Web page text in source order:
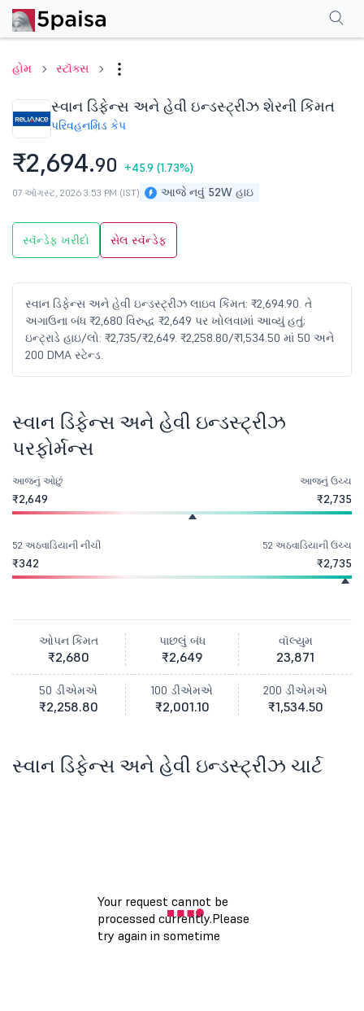
હોમ સ્ટૉક્સ
સ્વાન ડિફેન્સ અને હેવી ઇન્ડસ્ટ્રીઝ શેરની કિંમત
પરિવહનમિડ કેપ
₹2,694.90 +45.9 (1.73%)
આજે નવું 52W હાઇ
07 ઑગસ્ટ, 2026 3:53 PM (IST)
સ્વૅન્ડેફ ખરીદો સેલ સ્વૅન્ડેફ
સ્વાન ડિફેન્સ અને હેવી ઇન્ડસ્ટ્રીઝ લાઇવ કિંમત: ₹2,694.90. તે
અગાઉના બંધ ₹2,680 વિરુદ્ધ ₹2,649 પર ખોલવામાં આવ્યું હતું;
ઇન્ટ્રાડે હાઇ/લો: ₹2,735/₹2,649. ₹2,258.80/₹1,534.50 માં 50 અને
200 DMA સ્ટેન્ડ.
પરફોર્મન્સફાઇનાન્શિયલ્સ વધુ
સ્વાન ડિફેન્સ અને હેવી ઇન્ડસ્ટ્રીઝ
પરફોર્મન્સ
આજનું ઓછું
₹2,649
આજનું ઉચ્ચ
₹2,735
52 અઠવાડિયાની નીચી
₹342
52 અઠવાડિયાની ઉચ્ચ
₹2,735
ઓપન કિંમત
₹2,680
પાછલું બંધ
₹2,649
વૉલ્યુમ
23,871
50 ડીએમએ
₹2,258.80
100 ડીએમએ
₹2,001.10
200 ડીએમએ
₹1,534.50
સ્વાન ડિફેન્સ અને હેવી ઇન્ડસ્ટ્રીઝ ચાર્ટ